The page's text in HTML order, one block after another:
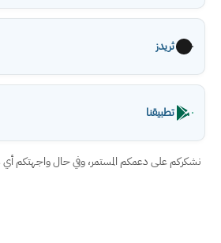
ثريدز
تطبيقنا
نشكركم على دعمكم المستمر، وفي حال واجهتكم أي